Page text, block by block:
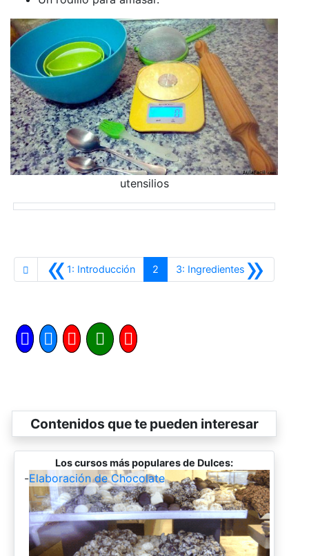
utensilios
«1: IntroducciónAnterior
2 »
3: Ingredientes Siguiente
Contenidos que te pueden interesar
Los cursos más populares de Dulces:
-Elaboración de Chocolate